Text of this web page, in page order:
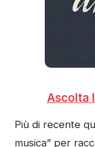
Ascolta
Più di recente
musica” per